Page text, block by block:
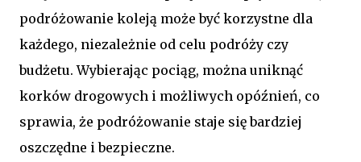
podróżowanie koleją może być korzystne dla
każdego, niezależnie od celu podróży czy
budżetu. Wybierając pociąg, można uniknąć
korków drogowych i możliwych opóźnień, co
sprawia, że podróżowanie staje się bardziej
oszczędne i bezpieczne.